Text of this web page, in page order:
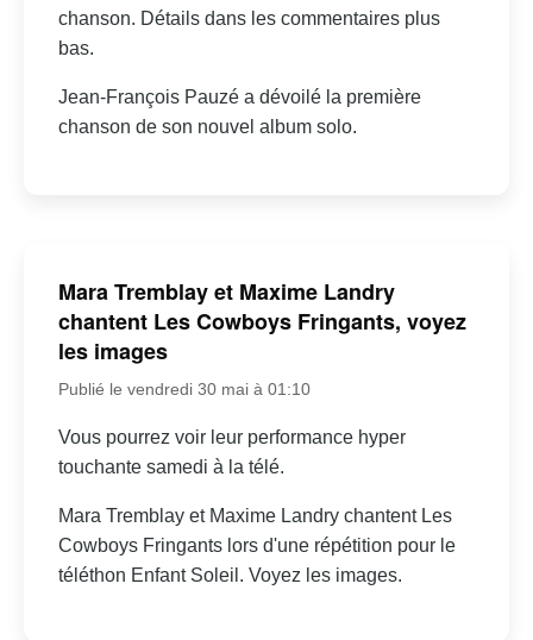
chanson. Détails dans les commentaires plus
bas.
Jean-François Pauzé a dévoilé la première
chanson de son nouvel album solo.
Mara Tremblay et Maxime Landry
chantent Les Cowboys Fringants, voyez
les images
Publié le vendredi 30 mai à 01:10
Vous pourrez voir leur performance hyper
touchante samedi à la télé.
Mara Tremblay et Maxime Landry chantent Les
Cowboys Fringants lors d'une répétition pour le
téléthon Enfant Soleil. Voyez les images.